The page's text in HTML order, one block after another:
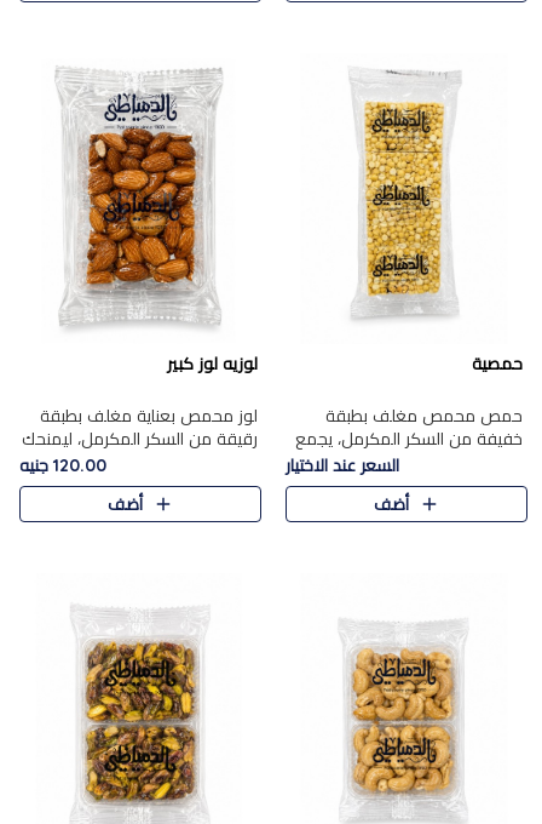
حمصية
حمص محمص مغلف بطبقة
خفيفة من السكر المكرمل، يجمع
بين القرمشة المميزة والطعم
الشرقي الأصيل في واحدة من أشهر
حلويات الموسم.
السعر عند الاختيار
أضف
لوزيه لوز كبير
لوز محمص بعناية مغلف بطبقة
رقيقة من السكر المكرمل، ليمنحك
قرمشة راقية ونكهة غنية تبرز
فخامة اللوز في كل قطعة.
120.00 جنيه
أضف